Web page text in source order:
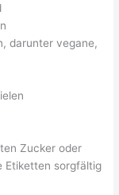
darunter vegane,
Zucker oder
Etiketten sorgfältig